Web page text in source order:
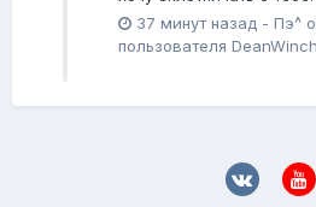
37 минут назад - Пэ^
пользователя